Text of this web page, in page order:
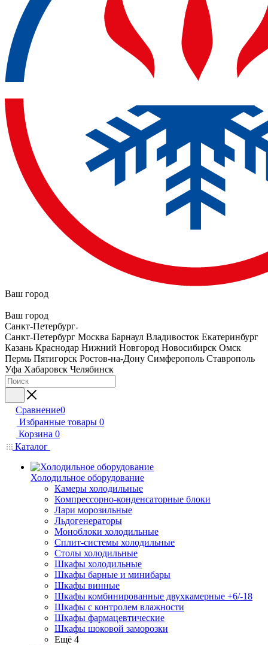
Ваш город
Ваш город
Санкт-Петербург
Санкт-Петербург Москва Барнаул Владивосток Екатеринбург
Казань Краснодар Нижний Новгород Новосибирск Омск
Пермь Пятигорск Ростов-на-Дону Симферополь Ставрополь
Уфа Хабаровск Челябинск
Сравнение0
Избранные товары 0
Корзина 0
Каталог
Холодильное оборудование
Камеры холодильные
Компрессорно-конденсаторные блоки
Лари морозильные
Льдогенераторы
Моноблоки холодильные
Сплит-системы холодильные
Столы холодильные
Шкафы холодильные
Шкафы барные и минибары
Шкафы винные
Шкафы комбинированные двухкамерные +6/-18
Шкафы с контролем влажности
Шкафы фармацевтические
Шкафы шоковой заморозки
Ещё 4